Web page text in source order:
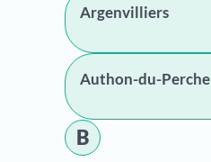
Argenvilliers
Authon-du-Perche
B